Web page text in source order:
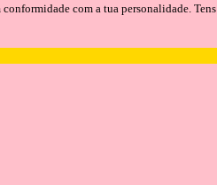
com a tua personalidade.